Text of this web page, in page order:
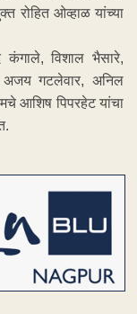
ओव्हाळ यांच्या
कंगाले, विशाल भैसारे,
अजय गटलेवार, अनिल
आशिष पिपरहेट यांचा